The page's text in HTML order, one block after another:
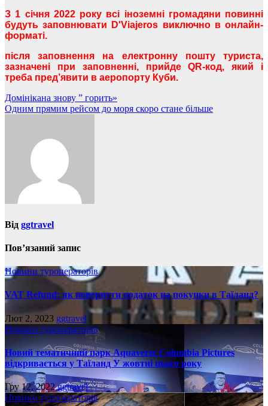
З 1 січня 2022 року всі іноземні громадяни повинні
будуть заповнювати D'Viajeros виключно в онлайн-
форматі.
після заповнення на електронну пошту туриста,
зазначені при заповненні, прийде QR-код, який і
треба пред’явити в аеропорту Куби.
Навігація
записів
Домінікана знову ” горить»
Одним прямим рейсом до моря скоро стане більше
Від ggtravel
Пов’язаний запис
Новини туроператорів
VAT Refund: як повернути податок на покупки в Таїланд?
Лют 2, 2023 ggtravel
Новини туроператорів
Новий тематичний парк Aquaverse Columbia Pictures
відкривається у Таїланд У жовтні цього року
Гру 12, 2022ggtravel
Новини туроператорів